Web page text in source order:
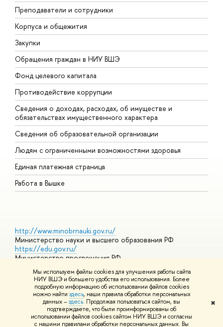
Мы используем файлы cookies для улучшения работы сайта
НИУ ВШЭ и большего удобства его использования. Более
подробную информацию об использовании файлов cookies
можно найти здесь, наши правила обработки персональных
данных –здесь. Продолжая пользоваться сайтом, вы
подтверждаете, что были проинформированы об
использовании файлов cookies сайтом НИУ ВШЭ и согласны
с нашими правилами обработки персональных данных. Вы
✖
Преподаватели и сотрудники
Корпуса и общежития
Закупки
Обращения граждан в НИУ ВШЭ
Фонд целевого капитала
Противодействие коррупции
Сведения о доходах, расходах, об имуществе и
обязательствах имущественного характера
Сведения об образовательной организации
Людям с ограниченными возможностями здоровья
Единая платежная страница
Работа в Вышке
http://www.minobrnauki.gov.ru/
Министерство науки и высшего образования РФ
https://edu.gov.ru/
Министерство просвещения РФ
Массовые открытые онлайн-курсы
© НИУ ВШЭ 1993–2026 Адреса и контактыУсловия
использования материалов Политика конфиденциальности